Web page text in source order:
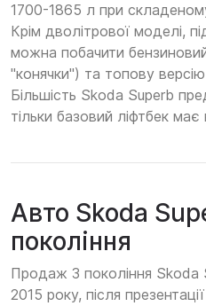
1700-1865 л при
Крім дволітрової моделі,
можна побачити
"конячки") та топову
Більшість Skoda Superb
тільки базовий ліфтбек
Авто Skoda
покоління
Продаж 3 покоління Skoda
2015 року, після